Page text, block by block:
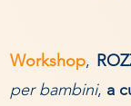
Workshop,
per bambini, a